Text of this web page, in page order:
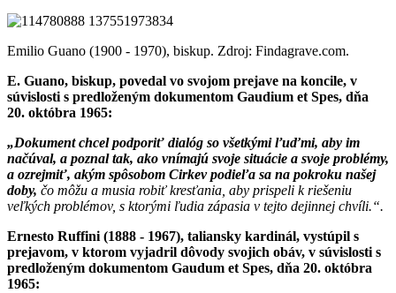
Emilio Guano (1900 - 1970), biskup. Zdroj: Findagrave.com.
E. Guano, biskup, povedal vo svojom prejave na koncile, v
súvislosti s predloženým dokumentom Gaudium et Spes, dňa
20. októbra 1965:
„Dokument chcel podporiť dialóg so všetkými ľuďmi, aby im
načúval, a poznal tak, ako vnímajú svoje situácie a svoje problémy,
a ozrejmiť, akým spôsobom Cirkev podieľa sa na pokroku našej
doby, čo môžu a musia robiť kresťania, aby prispeli k riešeniu
veľkých problémov, s ktorými ľudia zápasia v tejto dejinnej chvíli.“.
Ernesto Ruffini (1888 - 1967), taliansky kardinál, vystúpil s
prejavom, v ktorom vyjadril dôvody svojich obáv, v súvislosti s
predloženým dokumentom Gaudum et Spes, dňa 20. októbra
1965: